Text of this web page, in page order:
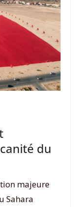
du
majeure
Sahara